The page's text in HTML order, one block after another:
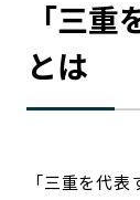
カテ
特集コンテンツ
「三重
とは
「三重を代表